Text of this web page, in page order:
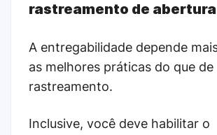
rastreamento de abertura
A entregabilidade depende
as melhores práticas do que de
rastreamento.
Inclusive, você deve habilitar o